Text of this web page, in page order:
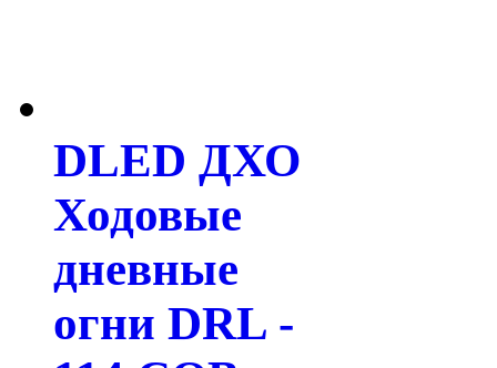
DLED ДХО
Ходовые
дневные
огни DRL -